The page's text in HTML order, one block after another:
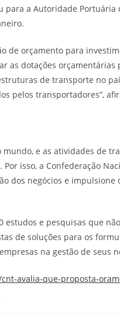
para a Autoridade Portuária
de orçamento para
as dotações
de transporte no
pelos transportadores”,
e as atividades de
isso, a Confederação
dos negócios e impulsione
estudos e pesquisas que
de soluções para os
na gestão de seus
avalia-que-proposta-